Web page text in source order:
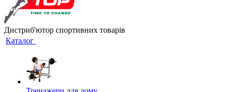
Дистриб'ютор спортивних товарів
Каталог